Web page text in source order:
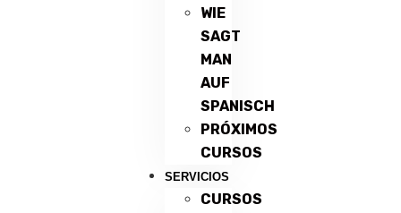
WIE
SAGT
MAN
AUF
SPANISCH
PRÓXIMOS
CURSOS
SERVICIOS
CURSOS